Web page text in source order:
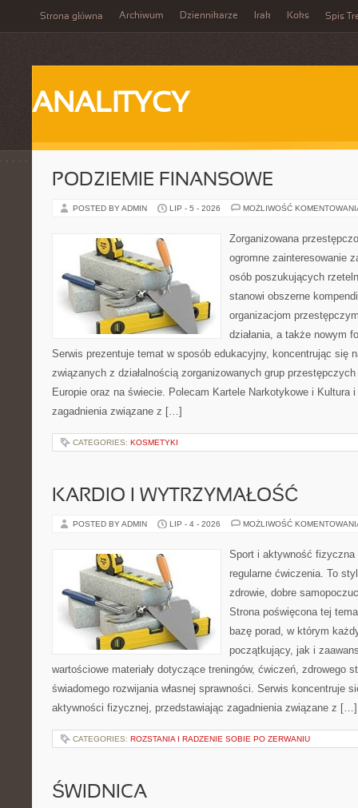
Strona główna Archiwum Dziennikarze Irak Koks Spis
ANALITYCY
PODZIEMIE FINANSOWE
POSTED BY ADMIN LIP - 5 - 2026 MOŻLIWOŚĆ
Zorganizowana
ogromne zainteresowanie
osób poszukujących
stanowi obszerne
organizacjom
działania, a także nowym
Serwis prezentuje temat w sposób edukacyjny, koncentrując się
związanych z działalnością zorganizowanych grup
Europie oraz na świecie. Polecam Kartele Narkotykowe i Kultura
zagadnienia związane z […]
CATEGORIES: KOSMETYKI
KARDIO I WYTRZYMAŁOŚĆ
POSTED BY ADMIN LIP - 4 - 2026 MOŻLIWOŚĆ
Sport i aktywność
regularne ćwiczenia. To
zdrowie, dobre
Strona poświęcona tej
bazę porad, w którym
początkujący, jak i
wartościowe materiały dotyczące treningów, ćwiczeń, zdrowego
świadomego rozwijania własnej sprawności. Serwis koncentruje
aktywności fizycznej, przedstawiając zagadnienia związane z […]
CATEGORIES: ROZSTANIA I RADZENIE SOBIE PO ZERWANIU
ŚWIDNICA